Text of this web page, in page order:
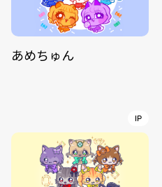
あめちゅん
IP